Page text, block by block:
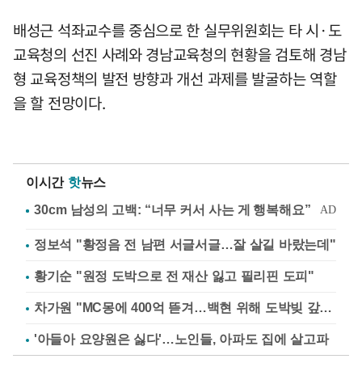
배성근 석좌교수를 중심으로 한 실무위원회는 타 시·도
교육청의 선진 사례와 경남교육청의 현황을 검토해 경남
형 교육정책의 발전 방향과 개선 과제를 발굴하는 역할
을 할 전망이다.
이시간 핫뉴스
정보석 "황정음 전 남편 서글서글…잘 살길 바랐는데"
황기순 "원정 도박으로 전 재산 잃고 필리핀 도피"
차가원 "MC몽에 400억 뜯겨…백현 위해 도박빚 갚아줘"
'아들아 요양원은 싫다'…노인들, 아파도 집에 살고파